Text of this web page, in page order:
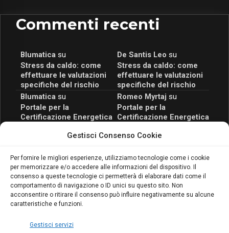
Gestisci Consenso Cookie
Per fornire le migliori esperienze, utilizziamo tecnologie come i cookie
per memorizzare e/o accedere alle informazioni del dispositivo. Il
consenso a queste tecnologie ci permetterà di elaborare dati come il
comportamento di navigazione o ID unici su questo sito. Non
acconsentire o ritirare il consenso può influire negativamente su alcune
caratteristiche e funzioni.
Gestisci servizi
Commenti recenti
Blumaticasu
Stress da caldo: come
effettuare le valutazioni
specifiche del rischio
De Santis Leo su
Stress da caldo: come
effettuare le valutazioni
specifiche del rischio
Blumaticasu
Portale per la
Certificazione Energetica
scopri il Corso Blumatica
Romeo Myrtaj su
Portale per la
Certificazione Energetica
scopri il Corso Blumatica
Blumaticasu
Coordinatore della
Sicurezza: cosa è
richiesto per abilitazione
e aggiornamento